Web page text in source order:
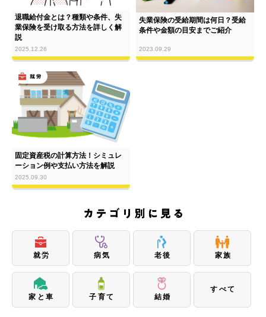
退職給付金とは？種類や条件、失
業保険を受け取る方法を詳しく解
説
2025.12.26
失業保険の受給期間は何日？受給
条件や金額の目安までご紹介
2023.09.29
固定資産税の計算方法！シミュレ
ーション例や支払い方法を解説
2025.09.30
就労 病気 老後 家族
家と車 子育て 結婚
すべて